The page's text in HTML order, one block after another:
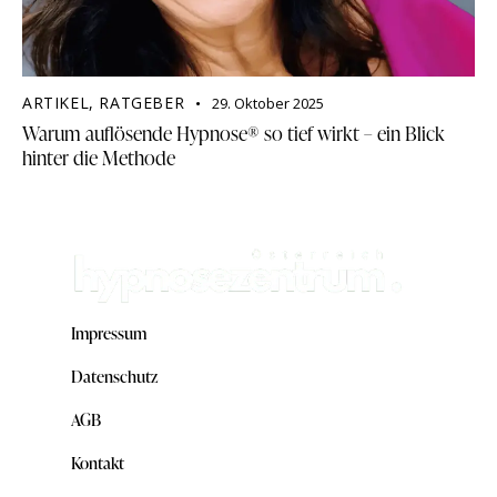
ARTIKEL, RATGEBER 29. Oktober 2025
Warum auflösende Hypnose® so tief wirkt – ein Blick
hinter die Methode
Impressum
Datenschutz
AGB
Kontakt